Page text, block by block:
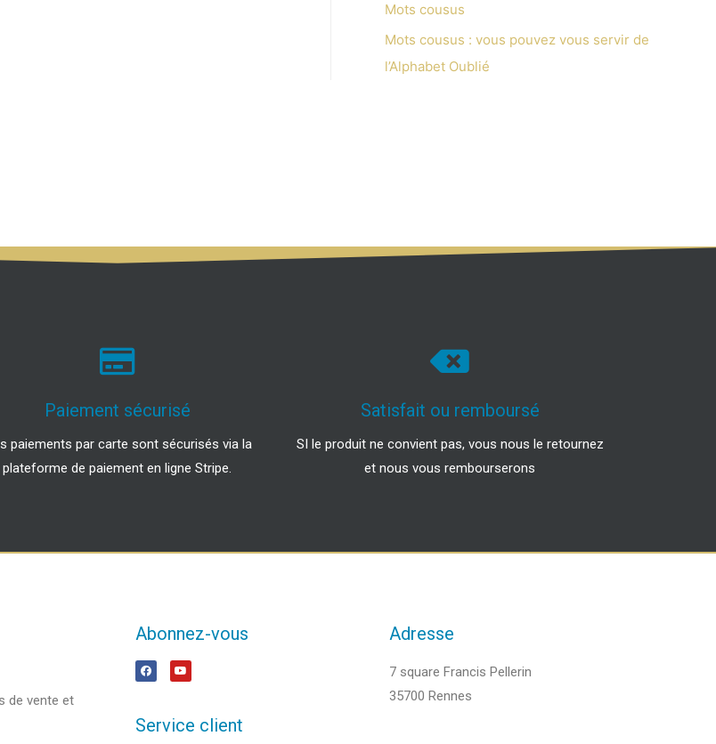
Mots cousus
Mots cousus : vous pouvez vous servir de
l’Alphabet Oublié
Paiement sécurisé
paiements par carte sont sécurisés via la
plateforme de paiement en ligne Stripe.
Satisfait ou remboursé
SI le produit ne convient pas, vous nous le retournez
et nous vous rembourserons
de vente et
Abonnez-vous
Service client
Adresse
7 square Francis Pellerin
35700 Rennes